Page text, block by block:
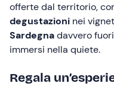
offerte dal territorio,
degustazioni nei
Sardegnadavvero
immersi nella quiete.
Regala